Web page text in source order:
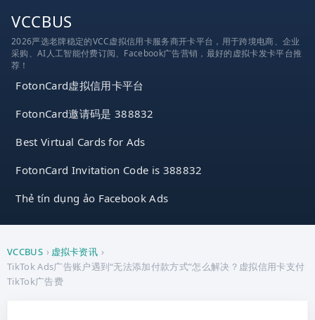
VCCBUS
2026严选老牌稳定的VCC虚拟信用卡服务商开卡平台，用于跨境电商、企业
采购、AI人工智能付费订阅、Facebook广告营销，最好的虚拟卡发卡平台推
荐！
FotonCard虚拟信用卡平台
FotonCard邀请码是 388832
Best Virtual Cards for Ads
FotonCard Invitation Code is 388832
Thẻ tín dụng ảo Facebook Ads
VCCBUS › 虚拟卡资讯 ›
TikTok Ads广告账户遇到“无法添加付款方式”怎么解决？虚拟信用卡支付
TikTok广告费